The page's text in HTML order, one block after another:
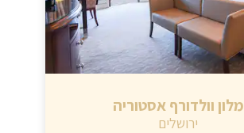
מלון וולדורף אסטוריה
ירושלים